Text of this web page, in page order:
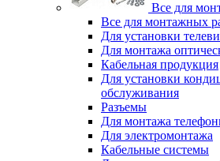
Все для
Все для монтажных
Для установки
Для монтажа
Кабельная продукция
Для установки
обслуживания
Разъемы
Для монтажа
Для электромонтажа
Кабельные системы